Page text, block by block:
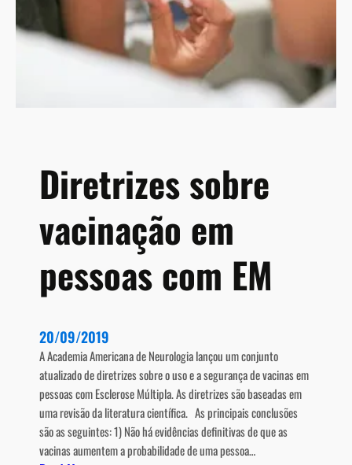
a
t
o
d
a
c
l
r
o
s
e
m
ú
l
t
Diretrizes sobre
vacinação em
pessoas com EM
20/09/2019
A Academia Americana de Neurologia lançou um conjunto
atualizado de diretrizes sobre o uso e a segurança de vacinas em
pessoas com Esclerose Múltipla. As diretrizes são baseadas em
uma revisão da literatura científica. As principais conclusões
são as seguintes: 1) Não há evidências definitivas de que as
vacinas aumentem a probabilidade de uma pessoa…